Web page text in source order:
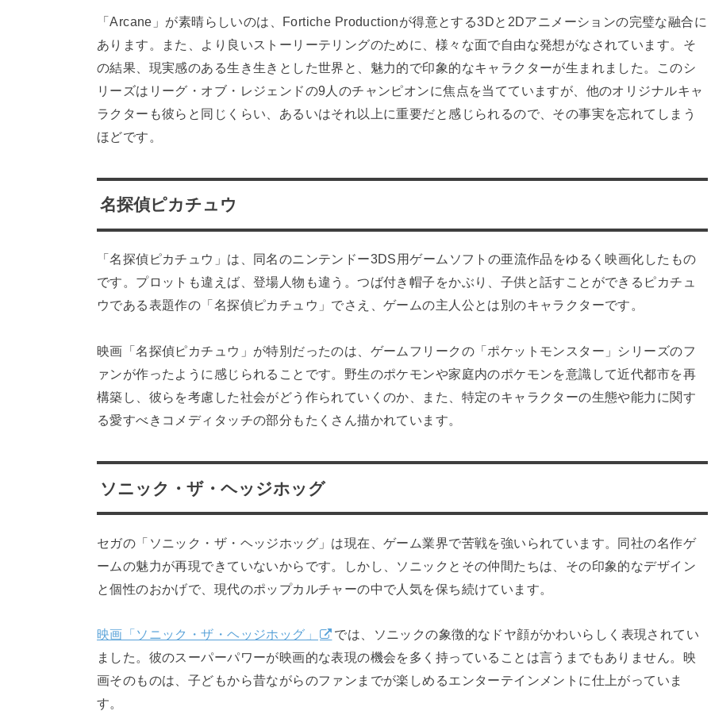
「Arcane」が素晴らしいのは、Fortiche Productionが得意とする3Dと2Dアニメーションの完璧な融合に
あります。また、より良いストーリーテリングのために、様々な面で自由な発想がなされています。そ
の結果、現実感のある生き生きとした世界と、魅力的で印象的なキャラクターが生まれました。このシ
リーズはリーグ・オブ・レジェンドの9人のチャンピオンに焦点を当てていますが、他のオリジナルキャ
ラクターも彼らと同じくらい、あるいはそれ以上に重要だと感じられるので、その事実を忘れてしまう
ほどです。
名探偵ピカチュウ
「名探偵ピカチュウ」は、同名のニンテンドー3DS用ゲームソフトの亜流作品をゆるく映画化したもの
です。プロットも違えば、登場人物も違う。つば付き帽子をかぶり、子供と話すことができるピカチュ
ウである表題作の「名探偵ピカチュウ」でさえ、ゲームの主人公とは別のキャラクターです。
映画「名探偵ピカチュウ」が特別だったのは、ゲームフリークの「ポケットモンスター」シリーズのフ
ァンが作ったように感じられることです。野生のポケモンや家庭内のポケモンを意識して近代都市を再
構築し、彼らを考慮した社会がどう作られていくのか、また、特定のキャラクターの生態や能力に関す
る愛すべきコメディタッチの部分もたくさん描かれています。
ソニック・ザ・ヘッジホッグ
セガの「ソニック・ザ・ヘッジホッグ」は現在、ゲーム業界で苦戦を強いられています。同社の名作ゲ
ームの魅力が再現できていないからです。しかし、ソニックとその仲間たちは、その印象的なデザイン
と個性のおかげで、現代のポップカルチャーの中で人気を保ち続けています。
映画「ソニック・ザ・ヘッジホッグ」
では、ソニックの象徴的なドヤ顔がかわいらしく表現されてい
ました。彼のスーパーパワーが映画的な表現の機会を多く持っていることは言うまでもありません。映
画そのものは、子どもから昔ながらのファンまでが楽しめるエンターテインメントに仕上がっていま
す。